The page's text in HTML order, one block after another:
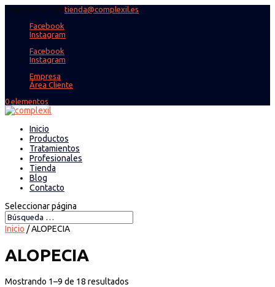
+34 938 717 289 tienda@complexil.es
Facebook
Instagram
Facebook
Instagram
Empresa
Área Cliente
0 elementos
Inicio
Productos
Tratamientos
Profesionales
Tienda
Blog
Contacto
Seleccionar página
Inicio / ALOPECIA
ALOPECIA
Mostrando 1–9 de 18 resultados